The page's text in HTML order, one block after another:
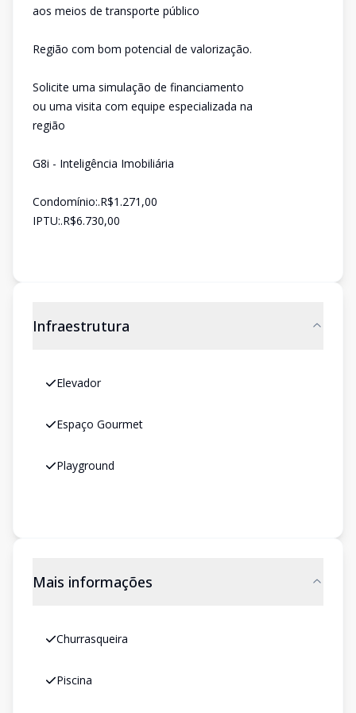
aos meios de transporte público
Região com bom potencial de valorização.
Solicite uma simulação de financiamento
ou uma visita com equipe especializada na
região
G8i - Inteligência Imobiliária
Condomínio:.R$1.271,00
IPTU:.R$6.730,00
Infraestrutura
Elevador
Espaço Gourmet
Playground
Mais informações
Churrasqueira
Piscina